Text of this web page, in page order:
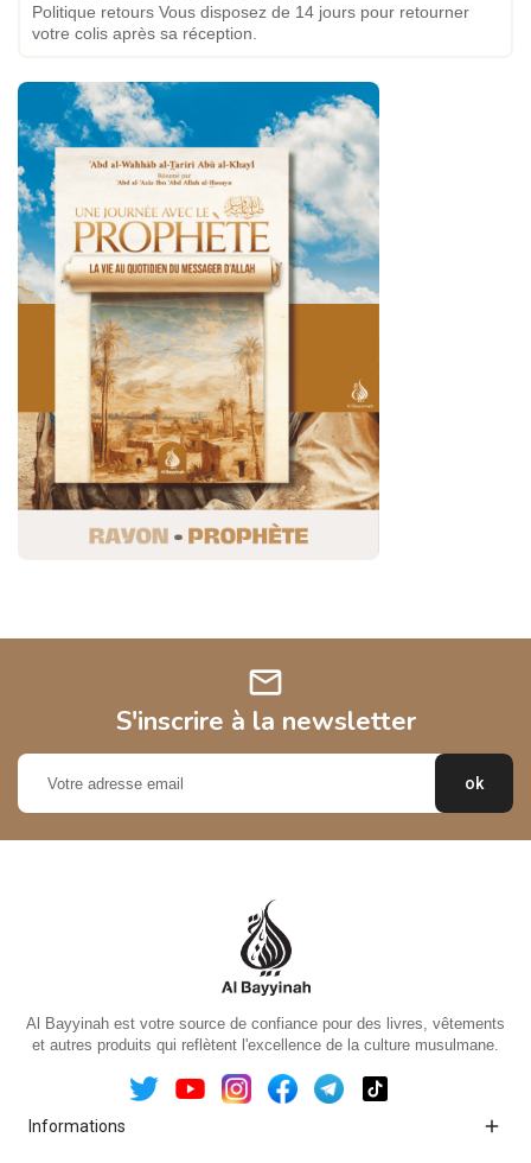
Politique retours Vous disposez de 14 jours pour retourner
votre colis après sa réception.
mail
S'inscrire à la newsletter
Al Bayyinah est votre source de confiance pour des livres, vêtements
et autres produits qui reflètent l'excellence de la culture musulmane.
Informations 